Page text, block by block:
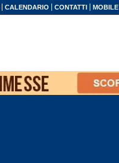
CALENDARIO CONTATTI MOBILE